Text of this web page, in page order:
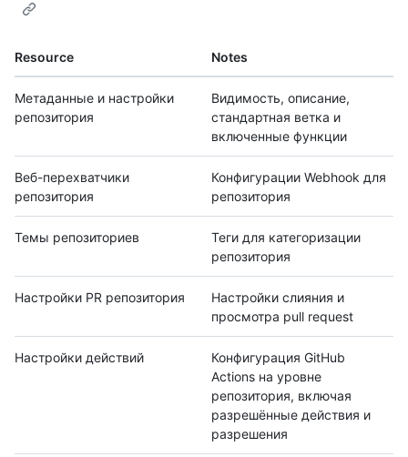
Resource Notes
Метаданные и настройки
репозитория
Видимость, описание,
стандартная ветка и
включенные функции
Веб-перехватчики
репозитория
Конфигурации Webhook для
репозитория
Темы репозиториев
Теги для категоризации
репозитория
Настройки PR репозитория
Настройки слияния и
просмотра pull request
Настройки действий
Конфигурация GitHub
Actions на уровне
репозитория, включая
разрешённые действия и
разрешения